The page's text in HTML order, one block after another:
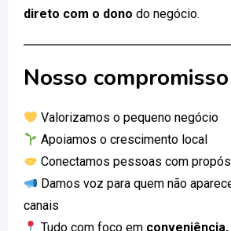
direto com o dono do negócio.
Nosso compromisso
Valorizamos o pequeno negócio
Apoiamos o crescimento local
Conectamos pessoas com
Damos voz para quem não
canais
Tudo com foco em